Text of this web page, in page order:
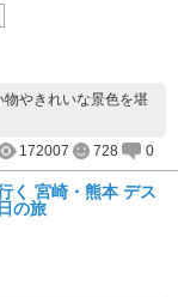
やきれいな景色を堪
172007
728 0
く 宮崎・熊本 デス
の旅